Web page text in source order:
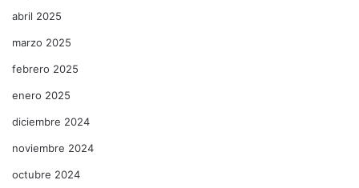
abril 2025
marzo 2025
febrero 2025
enero 2025
diciembre 2024
noviembre 2024
octubre 2024